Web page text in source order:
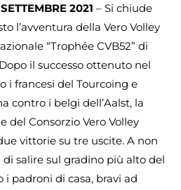
2021 – Si chiude
l’avventura della Vero Volley
“Trophée CVB52” di
il successo ottenuto nel
i francesi del Tourcoing e
contro i belgi dell’Aalst, la
del Consorzio Vero Volley
vittorie su tre uscite. A non
salire sul gradino più alto del
padroni di casa, bravi ad